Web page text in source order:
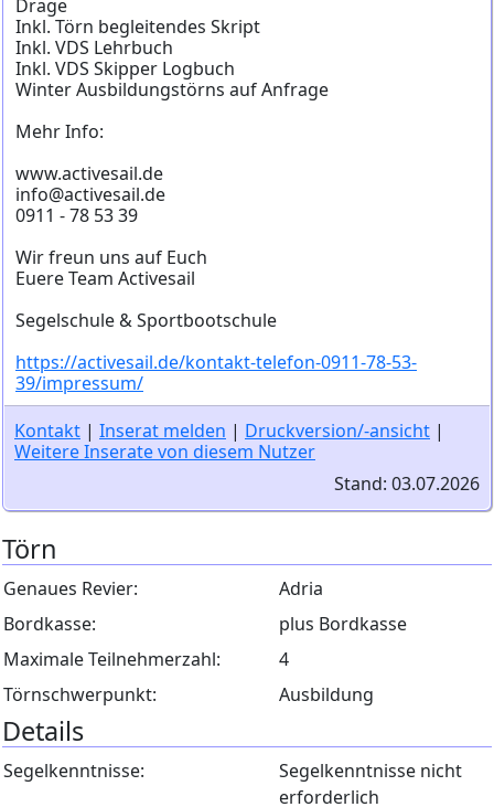
Drage
Inkl. Törn begleitendes Skript
Inkl. VDS Lehrbuch
Inkl. VDS Skipper Logbuch
Winter Ausbildungstörns auf Anfrage
Mehr Info:
www.activesail.de
info@activesail.de
0911 - 78 53 39
Wir freun uns auf Euch
Euere Team Activesail
Segelschule & Sportbootschule
https://activesail.de/kontakt-telefon-0911-78-53-
39/impressum/
Kontakt | Inserat melden | Druckversion/-ansicht |
Weitere Inserate von diesem Nutzer
Stand: 03.07.2026
Törn
Genaues Revier:
Adria
Bordkasse:
plus Bordkasse
Maximale Teilnehmerzahl:
4
Törnschwerpunkt:
Ausbildung
Details
Segelkenntnisse:
Segelkenntnisse nicht
erforderlich